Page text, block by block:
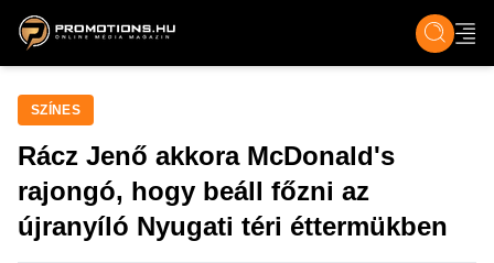
ZENE, FILM & KULT ÉLET TECH &
SZÍNES
Rácz Jenő akkora McDonald's
rajongó, hogy beáll főzni az
újranyíló Nyugati téri éttermükben